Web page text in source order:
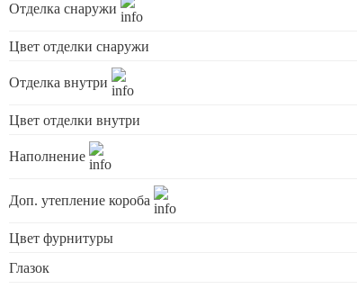
Отделка снаружи
Цвет отделки снаружи
Отделка внутри
Цвет отделки внутри
Наполнение
Доп. утепление короба
Цвет фурнитуры
Глазок